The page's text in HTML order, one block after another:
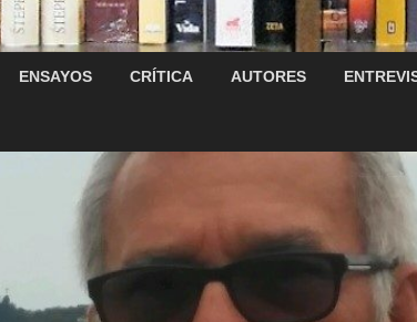
ENSAYOS CRÍTICA AUTORES